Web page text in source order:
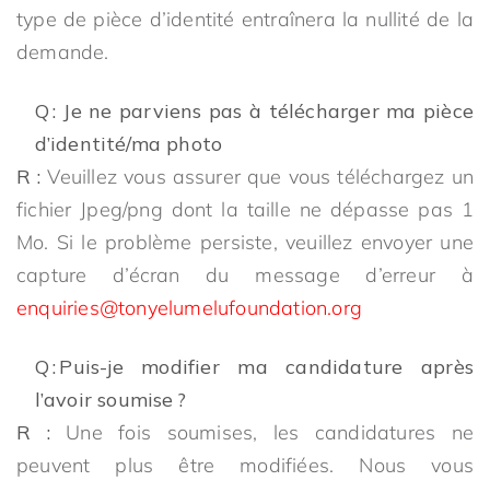
type de pièce d’identité entraînera la nullité de la
demande.
Q : Je ne parviens pas à télécharger ma pièce
d’identité/ma photo
R :Veuillez vous assurer que vous téléchargez un
fichier Jpeg/png dont la taille ne dépasse pas 1
Mo. Si le problème persiste, veuillez envoyer une
capture d’écran du message d’erreur à
enquiries@tonyelumelufoundation.org
Q : Puis-je modifier ma candidature après
l’avoir soumise ?
R : Une fois soumises, les candidatures ne
peuvent plus être modifiées. Nous vous